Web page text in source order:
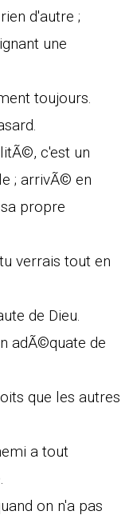
d'autre ;
une
toujours.
c'est un
; arrivÃ© en
propre
verrais tout en
de Dieu.
adÃ©quate de
que les autres
a tout
on n'a pas